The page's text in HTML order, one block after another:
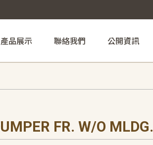
產品展示 聯絡我們 公開資訊
FR. W/O MLDG.